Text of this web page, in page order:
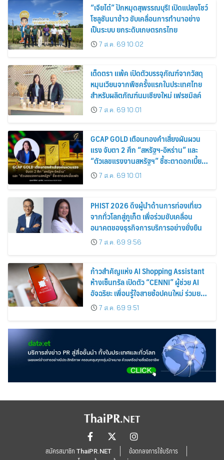
“เจียไต๋” ปักหมุดสุพรรณบุรี! เปิดแปลงโชว์
โซลูชันนาข้าว ขับเคลื่อนการทำนาอย่าง
เป็นระบบ ยกระดับเกษตรกรไทย
7 ส.ค. 69 10:02
เต็ดตรา แพ้ค เปิดตัวบรรจุภัณฑ์จากวัสดุ
หมุนเวียนจากพืชครั้งแรกในประเทศไทย
สำหรับผลิตภัณฑ์นมเชียงใหม่ เฟรชมิลค์
7 ส.ค. 69 10:01
GCAP GOLD เตือนทองคำเสี่ยงผันผวน
แรง จับตา 2 ศึก “สหรัฐฯ-อิหร่าน” และ
“ตัวเลขแรงงานสหรัฐฯ” ชี้ชะตาดอกเบี้ย
เฟด7 ส.ค. 69 10:01
PHIST 2026 ดึงผู้นำด้านการท่องเที่ยว
จากทั่วโลกสู่ภูเก็ต เพื่อร่วมขับเคลื่อน
อนาคตของธุรกิจการบริการอย่างยั่งยืน
7 ส.ค. 69 9:56
ก้าวสำคัญแห่ง AI Shopping Assistant
ห้างเซ็นทรัล เปิดตัว “CENNI” ผู้ช่วย AI
อัจฉริยะ เพื่อนรู้ใจสายช้อปคนใหม่ ร่วมยก
ระดับประสบการณ์ช้อปปิ้งให้ง่ายขึ้นได้ ใน
แชตเดียว
7 ส.ค. 69 9:51
สมัครสมาชิก ThaiPR.NET
ข้อตกลงการใช้บริการ